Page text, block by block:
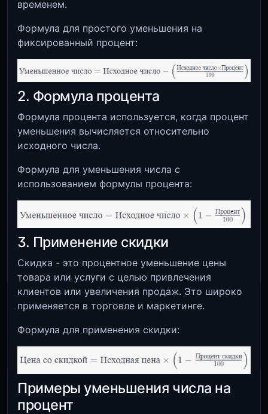
временем.
Формула для простого уменьшения на
фиксированный процент:
2. Формула процента
Формула процента используется, когда процент
уменьшения вычисляется относительно
исходного числа.
Формула для уменьшения числа с
использованием формулы процента:
3. Применение скидки
Скидка - это процентное уменьшение цены
товара или услуги с целью привлечения
клиентов или увеличения продаж. Это широко
применяется в торговле и маркетинге.
Формула для применения скидки:
Примеры уменьшения числа на
процент